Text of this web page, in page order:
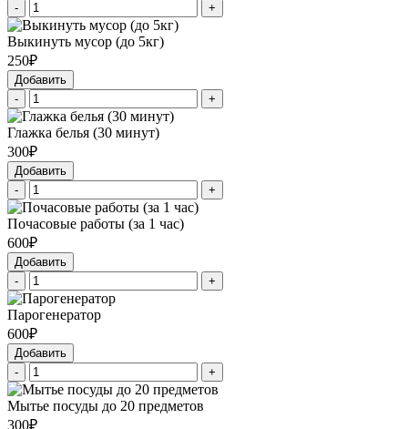
-
+
Выкинуть мусор (до 5кг)
250₽
Добавить
-
+
Глажка белья (30 минут)
300₽
Добавить
-
+
Почасовые работы (за 1 час)
600₽
Добавить
-
+
Парогенератор
600₽
Добавить
-
+
Мытье посуды до 20 предметов
300₽